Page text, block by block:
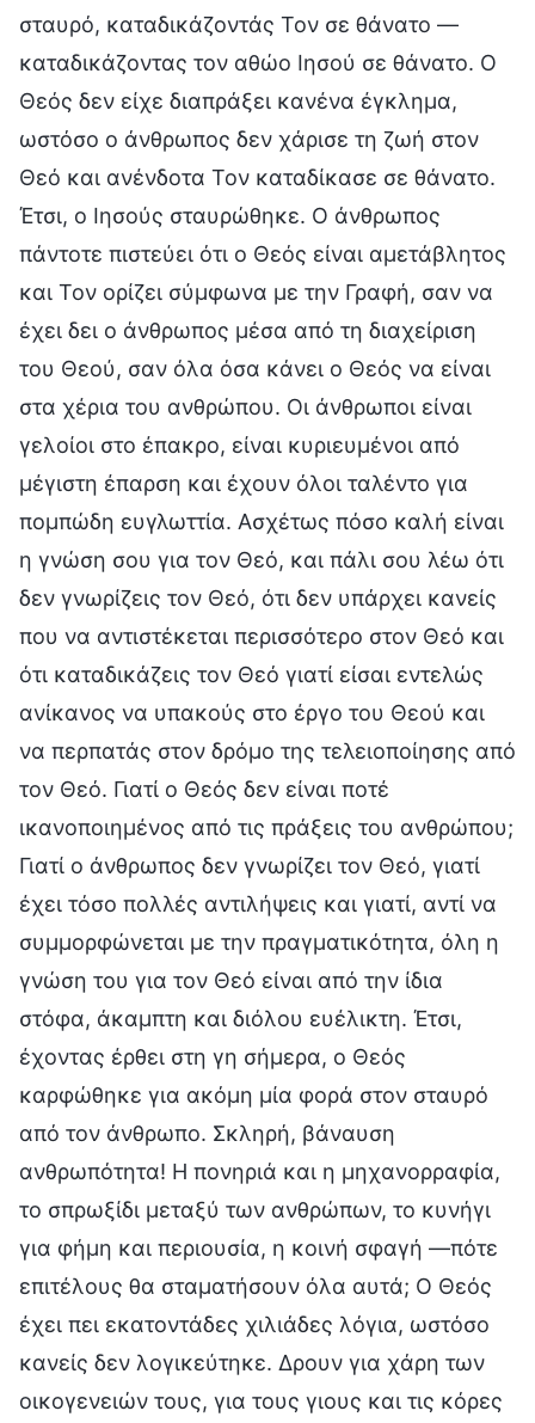
σταυρό, καταδικάζοντάς Τον σε θάνατο —
καταδικάζοντας τον αθώο Ιησού σε θάνατο. Ο
Θεός δεν είχε διαπράξει κανένα έγκλημα,
ωστόσο ο άνθρωπος δεν χάρισε τη ζωή στον
Θεό και ανένδοτα Τον καταδίκασε σε θάνατο.
Έτσι, ο Ιησούς σταυρώθηκε. Ο άνθρωπος
πάντοτε πιστεύει ότι ο Θεός είναι αμετάβλητος
και Τον ορίζει σύμφωνα με την Γραφή, σαν να
έχει δει ο άνθρωπος μέσα από τη διαχείριση
του Θεού, σαν όλα όσα κάνει ο Θεός να είναι
στα χέρια του ανθρώπου. Οι άνθρωποι είναι
γελοίοι στο έπακρο, είναι κυριευμένοι από
μέγιστη έπαρση και έχουν όλοι ταλέντο για
πομπώδη ευγλωττία. Ασχέτως πόσο καλή είναι
η γνώση σου για τον Θεό, και πάλι σου λέω ότι
δεν γνωρίζεις τον Θεό, ότι δεν υπάρχει κανείς
που να αντιστέκεται περισσότερο στον Θεό και
ότι καταδικάζεις τον Θεό γιατί είσαι εντελώς
ανίκανος να υπακούς στο έργο του Θεού και
να περπατάς στον δρόμο της τελειοποίησης από
τον Θεό. Γιατί ο Θεός δεν είναι ποτέ
ικανοποιημένος από τις πράξεις του ανθρώπου;
Γιατί ο άνθρωπος δεν γνωρίζει τον Θεό, γιατί
έχει τόσο πολλές αντιλήψεις και γιατί, αντί να
συμμορφώνεται με την πραγματικότητα, όλη η
γνώση του για τον Θεό είναι από την ίδια
στόφα, άκαμπτη και διόλου ευέλικτη. Έτσι,
έχοντας έρθει στη γη σήμερα, ο Θεός
καρφώθηκε για ακόμη μία φορά στον σταυρό
από τον άνθρωπο. Σκληρή, βάναυση
ανθρωπότητα! Η πονηριά και η μηχανορραφία,
το σπρωξίδι μεταξύ των ανθρώπων, το κυνήγι
για φήμη και περιουσία, η κοινή σφαγή —πότε
επιτέλους θα σταματήσουν όλα αυτά; Ο Θεός
έχει πει εκατοντάδες χιλιάδες λόγια, ωστόσο
κανείς δεν λογικεύτηκε. Δρουν για χάρη των
οικογενειών τους, για τους γιους και τις κόρες